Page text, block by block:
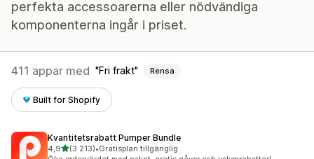
perfekta accessoarerna eller nödvändiga
komponenterna ingår i priset.
411 appar med Fri frakt Rensa
Built for Shopify
Kvantitetsrabatt Pumper Bundle
4,9av 5 stjärnor
(3 213)
3213 recensioner totalt
•Gratisplan tillgänglig